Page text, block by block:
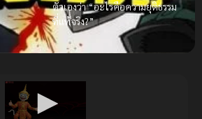
ตัวเองว่า “อะไรคือความยุติธรรม
ที่แท้จริง?”